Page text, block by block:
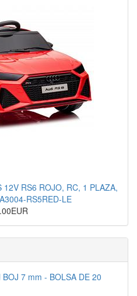
RS6 ROJO, RC, 1 PLAZA,
RS5RED-LE
7 mm - BOLSA DE 20